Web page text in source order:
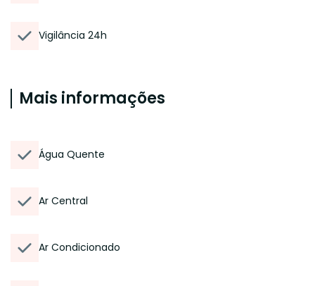
Vigilância 24h
Mais informações
Água Quente
Ar Central
Ar Condicionado